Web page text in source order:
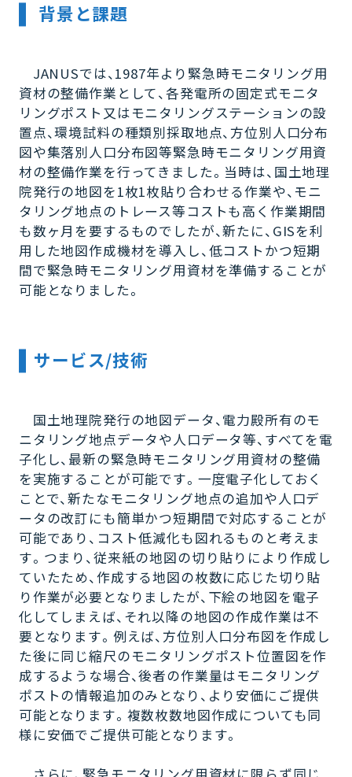
背景と課題
JANUSでは、1987年より緊急時モニタリング用
資材の整備作業として、各発電所の固定式モニタ
リングポスト又はモニタリングステーションの設
置点、環境試料の種類別採取地点、方位別人口分布
図や集落別人口分布図等緊急時モニタリング用資
材の整備作業を行ってきました。当時は、国土地理
院発行の地図を1枚1枚貼り合わせる作業や、モニ
タリング地点のトレース等コストも高く作業期間
も数ヶ月を要するものでしたが、新たに、GISを利
用した地図作成機材を導入し、低コストかつ短期
間で緊急時モニタリング用資材を準備することが
可能となりました。
サービス/技術
国土地理院発行の地図データ、電力殿所有のモ
ニタリング地点データや人口データ等、すべてを電
子化し、最新の緊急時モニタリング用資材の整備
を実施することが可能です。一度電子化しておく
ことで、新たなモニタリング地点の追加や人口デ
ータの改訂にも簡単かつ短期間で対応することが
可能であり、コスト低減化も図れるものと考えま
す。つまり、従来紙の地図の切り貼りにより作成し
ていたため、作成する地図の枚数に応じた切り貼
り作業が必要となりましたが、下絵の地図を電子
化してしまえば、それ以降の地図の作成作業は不
要となります。例えば、方位別人口分布図を作成し
た後に同じ縮尺のモニタリングポスト位置図を作
成するような場合、後者の作業量はモニタリング
ポストの情報追加のみとなり、より安価にご提供
可能となります。複数枚数地図作成についても同
様に安価でご提供可能となります。